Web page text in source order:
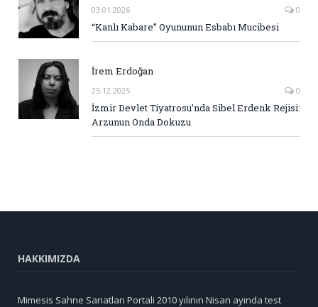
03.01.2026 0
“Kanlı Kabare” Oyununun Esbabı Mucibesi
İrem Erdoğan
25.12.2025 0
İzmir Devlet Tiyatrosu’nda Sibel Erdenk Rejisi:
Arzunun Onda Dokuzu
HAKKIMIZDA
Mimesis Sahne Sanatları Portali 2010 yılının Nisan ayında test